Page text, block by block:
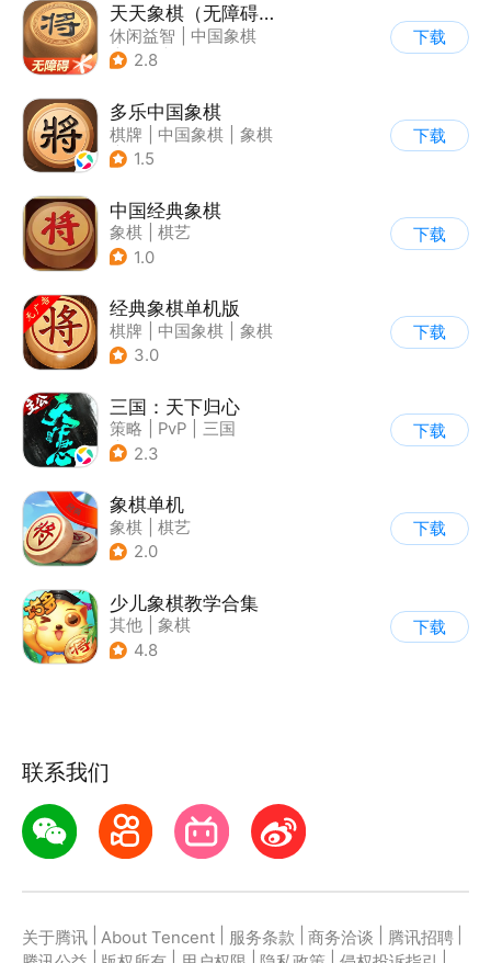
天天象棋（无障碍版）
休闲益智
中国象棋
| 象棋
2.8
下载
多乐中国象棋
棋牌 中国象棋
象棋
| 写实
1.5
下载
中国经典象棋
象棋
棋艺
1.0
下载
经典象棋单机版
棋牌 中国象棋
象棋
3.0
下载
三国：天下归心
策略 PvP
三国
| SLG
2.3
下载
象棋单机
象棋
棋艺
2.0
下载
少儿象棋教学合集
其他
象棋
4.8
下载
联系我们
关于腾讯 About Tencent 服务条款 商务洽谈 腾讯招聘